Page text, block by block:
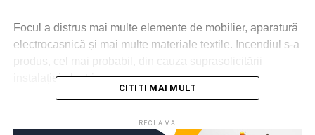
Focul a distrus mai multe elemente de mobilier, aparatură
electrocasnică și mai multe materiale textile. Incendiul s-a
produs, cel mai probabil, din cauza suprasolicitării
instalației electrice.
RELATIONATE: ALEXANDRIA BLOC
GARSONIERĂ
CITITI MAI MULT
RECLAMĂ